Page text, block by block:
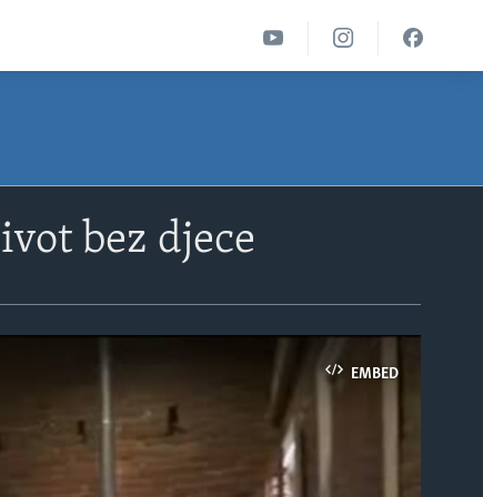
bez djece
EMBED